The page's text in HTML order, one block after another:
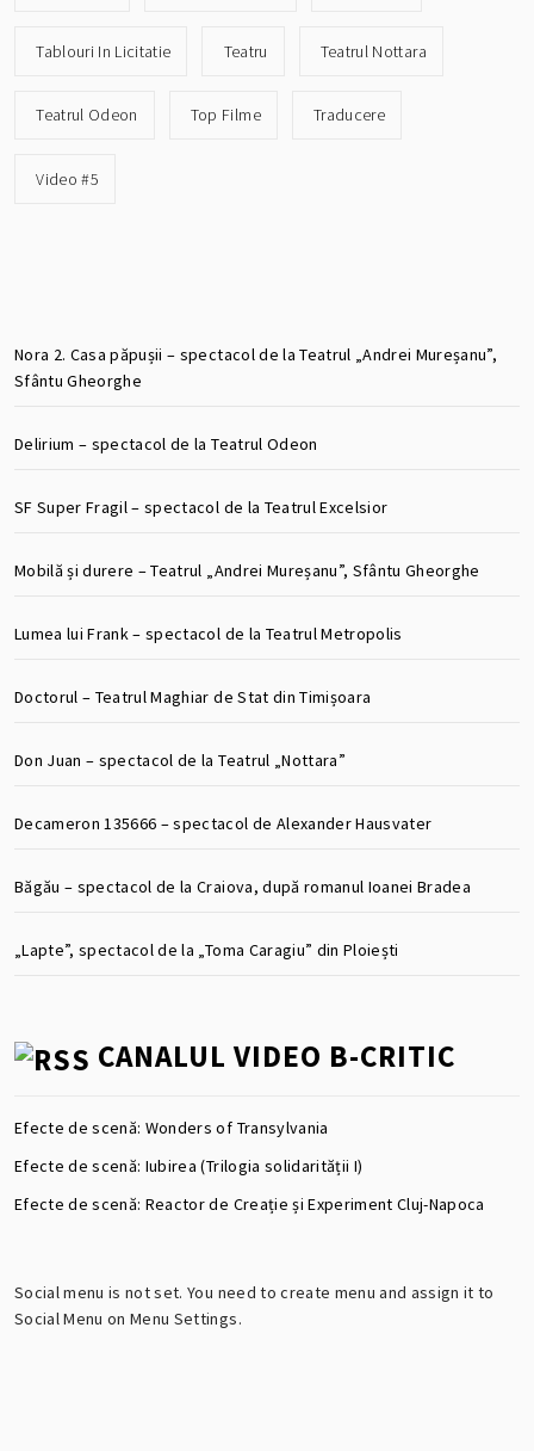
Tablouri In Licitatie Teatru Teatrul Nottara
Teatrul Odeon Top Filme Traducere
Video #5
Nora 2. Casa păpușii – spectacol de la Teatrul „Andrei Mureșanu”,
Sfântu Gheorghe
Delirium – spectacol de la Teatrul Odeon
SF Super Fragil – spectacol de la Teatrul Excelsior
Mobilă și durere – Teatrul „Andrei Mureșanu”, Sfântu Gheorghe
Lumea lui Frank – spectacol de la Teatrul Metropolis
Doctorul – Teatrul Maghiar de Stat din Timișoara
Don Juan – spectacol de la Teatrul „Nottara”
Decameron 135666 – spectacol de Alexander Hausvater
Băgău – spectacol de la Craiova, după romanul Ioanei Bradea
„Lapte”, spectacol de la „Toma Caragiu” din Ploiești
CANALUL VIDEO B-CRITIC
Efecte de scenă: Wonders of Transylvania
Efecte de scenă: Iubirea (Trilogia solidarității I)
Efecte de scenă: Reactor de Creație și Experiment Cluj-Napoca
Social menu is not set. You need to create menu and assign it to
Social Menu on Menu Settings.